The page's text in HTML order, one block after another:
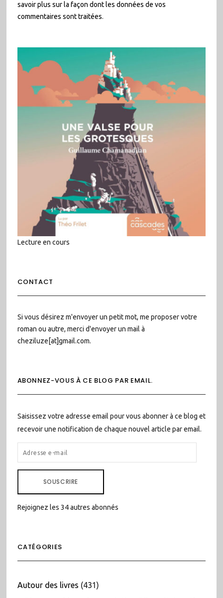
savoir plus sur la façon dont les données de vos
commentaires sont traitées.
Lecture en cours
CONTACT
Si vous désirez m'envoyer un petit mot, me proposer votre
roman ou autre, merci d'envoyer un mail à
cheziluze[at]gmail.com.
ABONNEZ-VOUS À CE BLOG PAR EMAIL.
Saisissez votre adresse email pour vous abonner à ce blog et
recevoir une notification de chaque nouvel article par email.
ADRESSE
E-
SOUSCRIRE
Rejoignez les 34 autres abonnés
CATÉGORIES
Autour des livres (431)